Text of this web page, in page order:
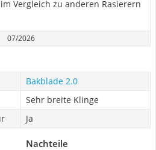
Vergleich zu anderen Rasierern
07/2026
Bakblade 2.0
Sehr breite Klinge
Ja
Nachteile